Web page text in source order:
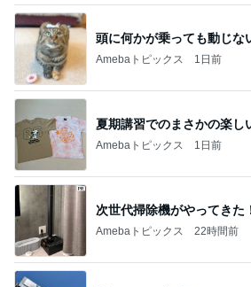
頭に何かが乗っても動じな
Amebaトピックス 1日前
夏期講習でのまさかの楽し
Amebaトピックス 1日前
次世代掃除機がやってきた
Amebaトピックス 22時間前